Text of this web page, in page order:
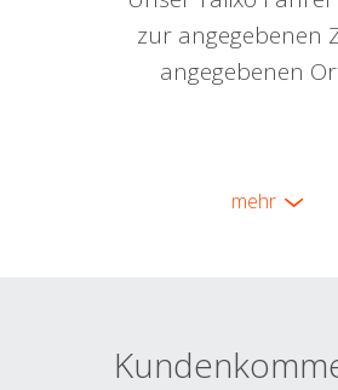
zur angegebenen
angegebenen
mehr